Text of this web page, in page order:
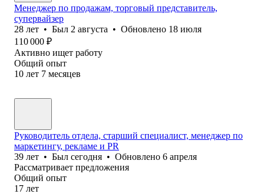
Менеджер по продажам, торговый представитель,
супервайзер
28 лет • Был 2 августа • Обновлено 18 июля
110 000 ₽
Активно ищет работу
Общий опыт
10 лет 7 месяцев
Руководитель отдела, старший специалист, менеджер по
маркетингу, рекламе и PR
39 лет • Был сегодня • Обновлено 6 апреля
Рассматривает предложения
Общий опыт
17 лет